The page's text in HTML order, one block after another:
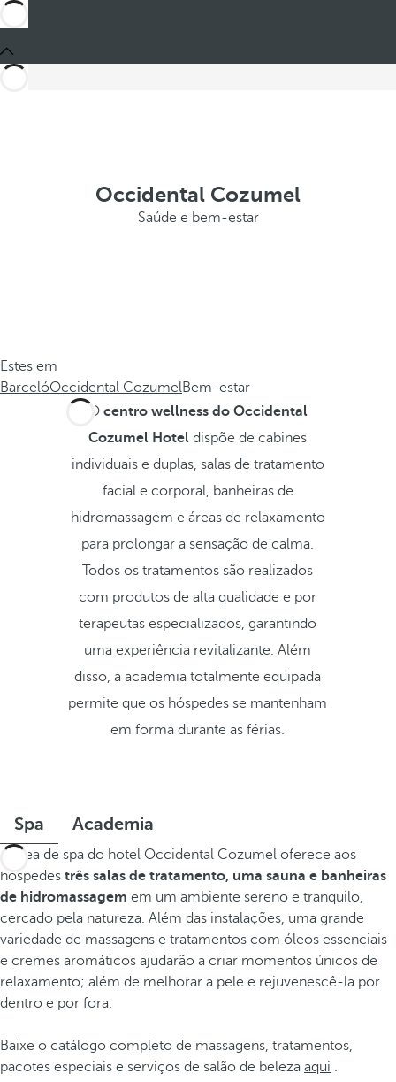
Occidental Cozumel
Saúde e bem-estar
Estes em
BarcelóOccidental CozumelBem-estar
O centro wellness do Occidental
Cozumel Hoteldispõe de cabines
individuais e duplas, salas de tratamento
facial e corporal, banheiras de
hidromassagem e áreas de relaxamento
para prolongar a sensação de calma.
Todos os tratamentos são realizados
com produtos de alta qualidade e por
terapeutas especializados, garantindo
uma experiência revitalizante. Além
disso, a academia totalmente equipada
permite que os hóspedes se mantenham
em forma durante as férias.
Spa Academia
A área de spa do hotel Occidental Cozumel oferece aos
hóspedes três salas de tratamento, uma sauna e banheiras
de hidromassagem em um ambiente sereno e tranquilo,
cercado pela natureza. Além das instalações, uma grande
variedade de massagens e tratamentos com óleos essenciais
e cremes aromáticos ajudarão a criar momentos únicos de
relaxamento; além de melhorar a pele e rejuvenescê-la por
dentro e por fora.
Baixe o catálogo completo de massagens, tratamentos,
pacotes especiais e serviços de salão de beleza aqui .